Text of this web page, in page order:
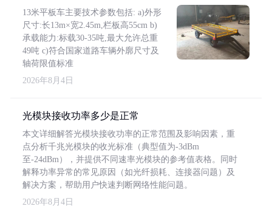
13米平板车主要技术参数包括: a)外形
尺寸:长13m×宽2.45m,栏板高55cm b)
承载能力:标载30-35吨,最大允许总重
49吨 c)符合国家道路车辆外廓尺寸及
轴荷限值标准
2026年8月4日
光模块接收功率多少是正常
本文详细解答光模块接收功率的正常范围及影响因素，重
点分析千兆光模块的收光标准（典型值为-3dBm
至-24dBm），并提供不同速率光模块的参考值表格。同时
解释功率异常的常见原因（如光纤损耗、连接器问题）及
解决方案，帮助用户快速判断网络性能问题。
2026年8月4日